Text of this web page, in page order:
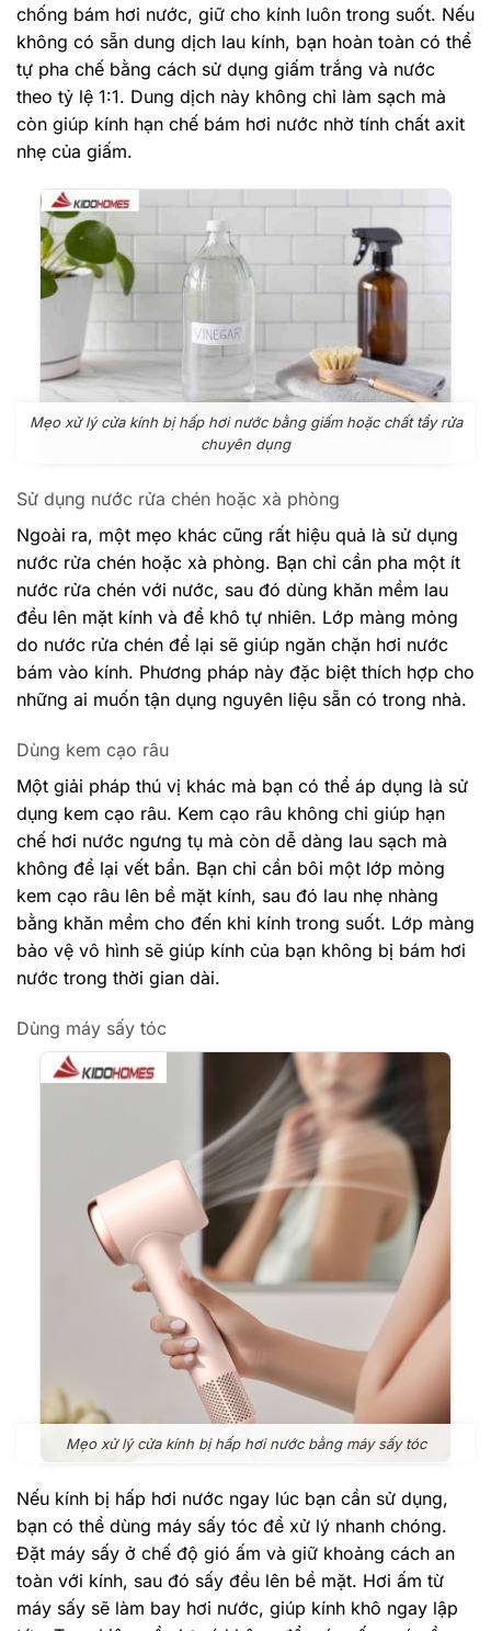
chống bám hơi nước, giữ cho kính luôn trong suốt. Nếu
không có sẵn dung dịch lau kính, bạn hoàn toàn có thể
tự pha chế bằng cách sử dụng giấm trắng và nước
theo tỷ lệ 1:1. Dung dịch này không chỉ làm sạch mà
còn giúp kính hạn chế bám hơi nước nhờ tính chất axit
nhẹ của giấm.
Mẹo xử lý cửa kính bị hấp hơi nước bằng giấm hoặc chất tẩy rửa
chuyên dụng
Sử dụng nước rửa chén hoặc xà phòng
Ngoài ra, một mẹo khác cũng rất hiệu quả là sử dụng
nước rửa chén hoặc xà phòng. Bạn chỉ cần pha một ít
nước rửa chén với nước, sau đó dùng khăn mềm lau
đều lên mặt kính và để khô tự nhiên. Lớp màng mỏng
do nước rửa chén để lại sẽ giúp ngăn chặn hơi nước
bám vào kính. Phương pháp này đặc biệt thích hợp cho
những ai muốn tận dụng nguyên liệu sẵn có trong nhà.
Dùng kem cạo râu
Một giải pháp thú vị khác mà bạn có thể áp dụng là sử
dụng kem cạo râu. Kem cạo râu không chỉ giúp hạn
chế hơi nước ngưng tụ mà còn dễ dàng lau sạch mà
không để lại vết bẩn. Bạn chỉ cần bôi một lớp mỏng
kem cạo râu lên bề mặt kính, sau đó lau nhẹ nhàng
bằng khăn mềm cho đến khi kính trong suốt. Lớp màng
bảo vệ vô hình sẽ giúp kính của bạn không bị bám hơi
nước trong thời gian dài.
Dùng máy sấy tóc
Mẹo xử lý cửa kính bị hấp hơi nước bằng máy sấy tóc
Nếu kính bị hấp hơi nước ngay lúc bạn cần sử dụng,
bạn có thể dùng máy sấy tóc để xử lý nhanh chóng.
Đặt máy sấy ở chế độ gió ấm và giữ khoảng cách an
toàn với kính, sau đó sấy đều lên bề mặt. Hơi ấm từ
máy sấy sẽ làm bay hơi nước, giúp kính khô ngay lập